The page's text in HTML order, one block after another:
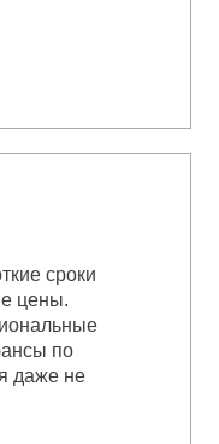
сроки
цены.
по
даже не